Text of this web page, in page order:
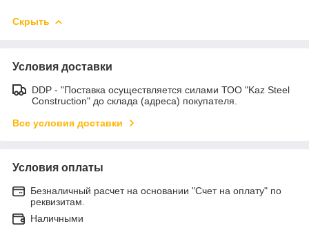
Скрыть
Условия доставки
DDP - "Поставка осуществляется силами ТОО "Kaz Steel
Construction" до склада (адреса) покупателя.
Все условия доставки
Условия оплаты
Безналичный расчет на основании "Счет на оплату" по
реквизитам.
Наличными